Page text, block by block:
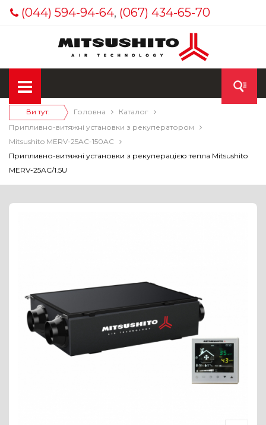
(044) 594-94-64, (067) 434-65-70
Ви тут: Головна
Каталог
Припливно-витяжні установки з рекуператором
Mitsushito MERV-25AC-150AC
Припливно-витяжні установки з рекуперацією тепла Mitsushito
MERV-25AC/1.5U